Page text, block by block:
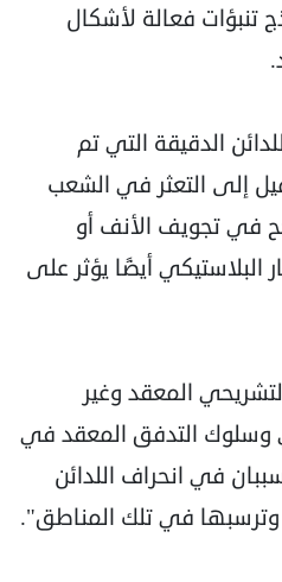
تنبؤات فعالة لأشكال
الدقيقة التي تم
تميل إلى التعثر في الشعب
في تجويف الأنف أو
البلاستيكي أيضًا يؤثر على
المعقد وغير
وسلوك التدفق المعقد في
في انحراف اللدائن
وترسبها في تلك المناطق".